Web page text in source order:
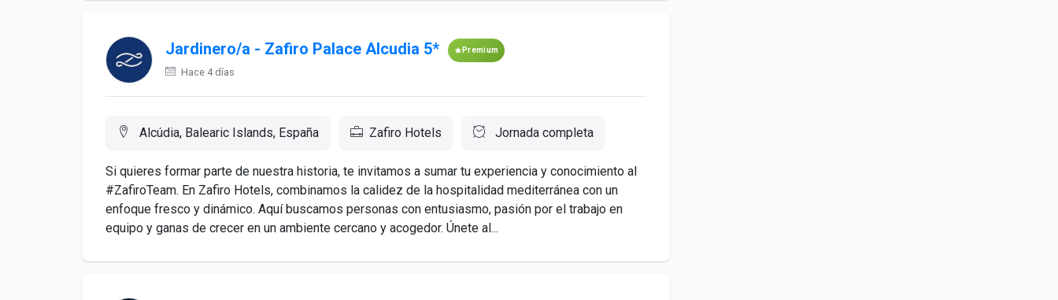
Jardinero/a - Zafiro Palace Alcudia 5* Premium
Hace 4 días
Alcúdia, Balearic Islands, España Zafiro Hotels Jornada completa
Si quieres formar parte de nuestra historia, te invitamos a sumar tu experiencia y conocimiento al
#ZafiroTeam. En Zafiro Hotels, combinamos la calidez de la hospitalidad mediterránea con un
enfoque fresco y dinámico. Aquí buscamos personas con entusiasmo, pasión por el trabajo en
equipo y ganas de crecer en un ambiente cercano y acogedor. Únete al...